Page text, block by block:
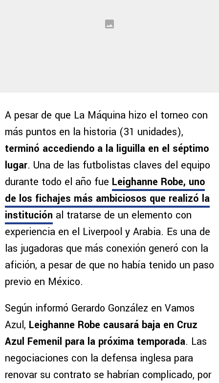
A pesar de que La Máquina hizo el torneo con
más puntos en la historia (31 unidades),
terminó accediendo a la liguilla en el séptimo
lugar. Una de las futbolistas claves del equipo
durante todo el año fue Leighanne Robe, uno
de los fichajes más ambiciosos que realizó la
institución al tratarse de un elemento con
experiencia en el Liverpool y Arabia. Es una de
las jugadoras que más conexión generó con la
afición, a pesar de que no había tenido un paso
previo en México.
Según informó Gerardo González en Vamos
Azul, Leighanne Robe causará baja en Cruz
Azul Femenil para la próxima temporada. Las
negociaciones con la defensa inglesa para
renovar su contrato se habrían complicado, por